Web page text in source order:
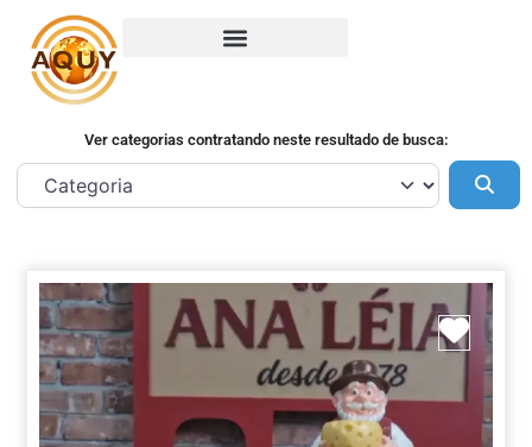
Ver categorias contratando neste resultado de busca: